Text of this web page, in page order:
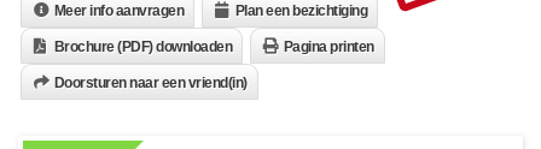
Meer info aanvragen Plan een bezichtiging
Brochure (PDF) downloaden Pagina printen
Doorsturen naar een vriend(in)